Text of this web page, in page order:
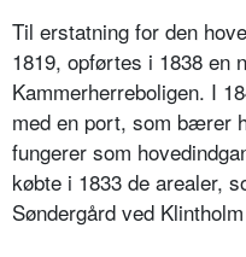
Til erstatning for den
1819, opførtes i 1838 en
Kammerherreboligen. I
med en port, som bærer
fungerer som
købte i 1833 de arealer,
Søndergård ved